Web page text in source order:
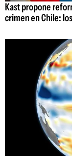
Kast propone
crimen en Chile: